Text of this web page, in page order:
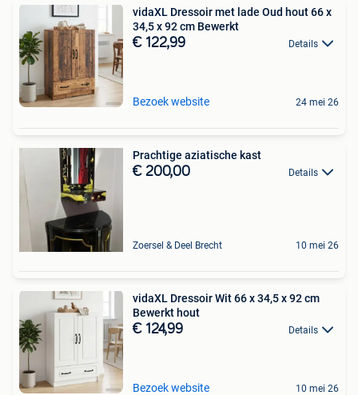
vidaXL Dressoir met lade Oud hout 66 x
34,5 x 92 cm Bewerkt
€ 122,99 Details
Bezoek website 24 mei 26
Prachtige aziatische kast
€ 200,00 Details
Zoersel & Deel Brecht 10 mei 26
vidaXL Dressoir Wit 66 x 34,5 x 92 cm
Bewerkt hout
€ 124,99 Details
Bezoek website 10 mei 26